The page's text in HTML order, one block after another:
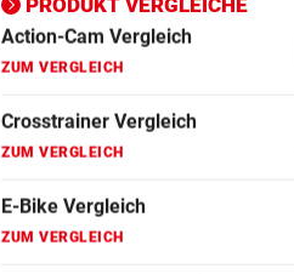
PRODUKT VERGLEICHE
Fahrrad Test
Fahrradanhänger Vergleich
Faszienrolle Vergleich